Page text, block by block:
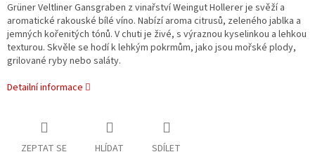
Grüner Veltliner Gansgraben z vinařství Weingut Hollerer je svěží a
aromatické rakouské bílé víno. Nabízí aroma citrusů, zeleného jablka a
jemných kořenitých tónů. V chuti je živé, s výraznou kyselinkou a lehkou
texturou. Skvěle se hodí k lehkým pokrmům, jako jsou mořské plody,
grilované ryby nebo saláty.
Detailní informace
ZEPTAT SE HLÍDAT SDÍLET